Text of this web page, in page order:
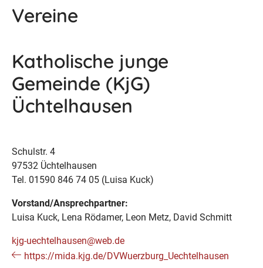
Vereine
Katholische junge
Gemeinde (KjG)
Üchtelhausen
Schulstr. 4
97532 Üchtelhausen
Tel. 01590 846 74 05 (Luisa Kuck)
Vorstand/Ansprechpartner:
Luisa Kuck, Lena Rödamer, Leon Metz, David Schmitt
kjg-uechtelhausen@web.de
https://mida.kjg.de/DVWuerzburg_Uechtelhausen